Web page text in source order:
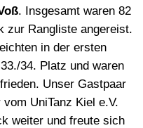
. Insgesamt waren 82
zur Rangliste angereist.
in der ersten
34. Platz und waren
Unser Gastpaar
UniTanz Kiel e.V.
weiter und freute sich